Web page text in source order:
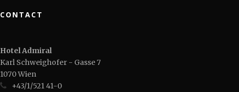
CONTACT
Hotel Admiral
Karl Schweighofer - Gasse 7
1070 Wien
+43/1/521 41-0